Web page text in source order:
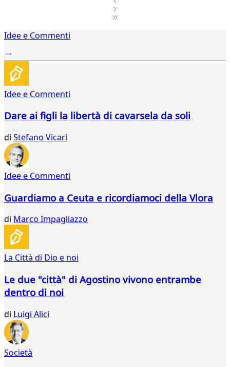
2Idee e Commenti
Idee e Commenti
Dare ai figli la libertà di cavarsela da soli
di Stefano Vicari
Idee e Commenti
Guardiamo a Ceuta e ricordiamoci della Vlora
di Marco Impagliazzo
La Città di Dio e noi
Le due "città" di Agostino vivono entrambe
dentro di noi
di Luigi Alici
Società